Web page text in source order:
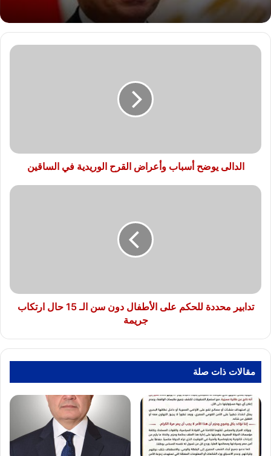
الدالى
الدالى يوضح أسباب وأعراض القرح الوريدية في الساقين
تدابير
15
حال
تدابير محددة للحكم على الأطفال دون سن الـ 15 حال ارتكاب
جريمة
مقالات ذات صلة